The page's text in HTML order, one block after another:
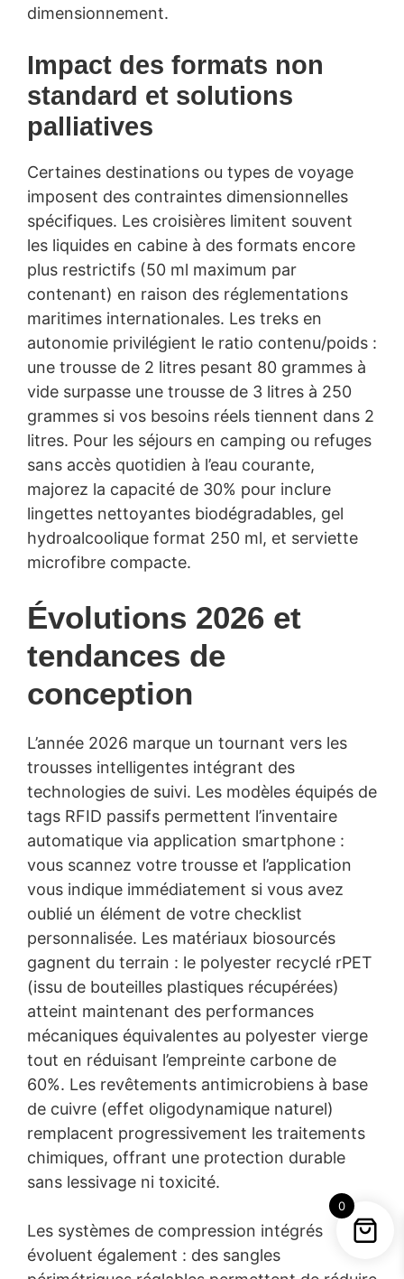
dimensionnement.
Impact des formats non
standard et solutions
palliatives
Certaines destinations ou types de voyage
imposent des contraintes dimensionnelles
spécifiques. Les croisières limitent souvent
les liquides en cabine à des formats encore
plus restrictifs (50 ml maximum par
contenant) en raison des réglementations
maritimes internationales. Les treks en
autonomie privilégient le ratio contenu/poids :
une trousse de 2 litres pesant 80 grammes à
vide surpasse une trousse de 3 litres à 250
grammes si vos besoins réels tiennent dans 2
litres. Pour les séjours en camping ou refuges
sans accès quotidien à l’eau courante,
majorez la capacité de 30% pour inclure
lingettes nettoyantes biodégradables, gel
hydroalcoolique format 250 ml, et serviette
microfibre compacte.
Évolutions 2026 et
tendances de
conception
L’année 2026 marque un tournant vers les
trousses intelligentes intégrant des
technologies de suivi. Les modèles équipés de
tags RFID passifs permettent l’inventaire
automatique via application smartphone :
vous scannez votre trousse et l’application
vous indique immédiatement si vous avez
oublié un élément de votre checklist
personnalisée. Les matériaux biosourcés
gagnent du terrain : le polyester recyclé rPET
(issu de bouteilles plastiques récupérées)
atteint maintenant des performances
mécaniques équivalentes au polyester vierge
tout en réduisant l’empreinte carbone de
60%. Les revêtements antimicrobiens à base
de cuivre (effet oligodynamique naturel)
remplacent progressivement les traitements
chimiques, offrant une protection durable
sans lessivage ni toxicité.
Les systèmes de compression intégrés
évoluent également : des sangles
0